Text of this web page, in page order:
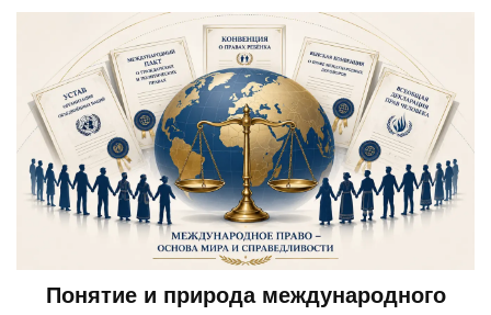
Понятие и природа международного